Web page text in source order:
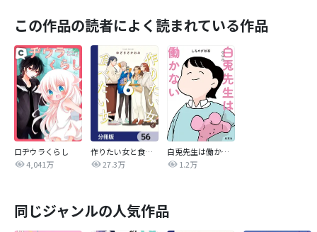
この作品の読者によく読まれている作品
ロヂウラくらし
4,041万
作りたい女と食べたい女【分冊版】
27.3万
白兎先生は働かない【タテヨミ】
1.2万
同じジャンルの人気作品